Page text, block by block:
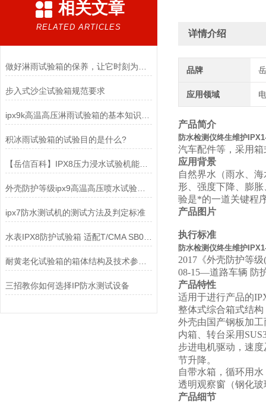
相关文章
RELATED ARTICLES
步入式沙尘试验箱规范要求
积冰雨试验箱的试验目的是什么?
【岳信百科】IPX8压力浸水试验机能否达到1000米的水深？
外壳防护等级ipx9高温高压喷水试验要求及接受条件
ipx7防水测试机的测试方法及判定标准
水表IPX8防护试验箱 适配T/CMA SB058-2021标准检测解读
三招教你如何选择IP防水测试设备
详情介绍
品牌
应用领域
产品简介
防水检测仪终生维护
汽车配件等，采用
应用背景
自然界水（雨水、
形、强度下降、膨
验是*的一道关键程
产品图片
执行标准
防水检测仪终生维护
2017《外壳防护等
08-15—道路车辆 防
产品特性
适用于进行产品的
整体式综合箱式结构
外壳由国产钢板加
内箱、转台采用
步进电机驱动，速
节升降。
自带水箱，循环用
透明观察窗（钢化
产品细节